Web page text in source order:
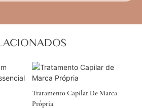
Tratamento Capilar De Marca
Própria